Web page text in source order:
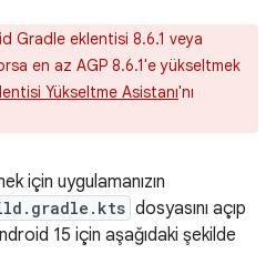
Gradle eklentisi 8.6.1 veya
en az AGP 8.6.1'e yükseltmek
Yükseltme Asistanı'nı
için uygulamanızın
dosyasını açıp
15 için aşağıdaki şekilde